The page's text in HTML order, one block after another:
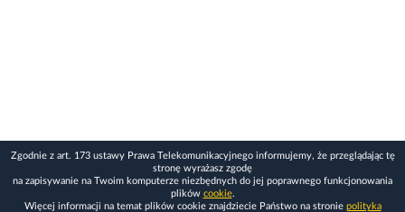
Zgodnie z art. 173 ustawy Prawa Telekomunikacyjnego informujemy, że przeglądając tę
stronę wyrażasz zgodę
na zapisywanie na Twoim komputerze niezbędnych do jej poprawnego funkcjonowania
plików cookie.
Więcej informacji na temat plików cookie znajdziecie Państwo na stronie polityka